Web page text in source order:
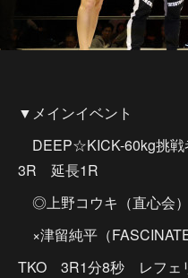
▼メインイベント
DEEP☆KICK-60kg挑戦
3R 延長1R
◎上野コウキ（直心会）
×津留純平（
TKO 3R1分8秒 レフェ